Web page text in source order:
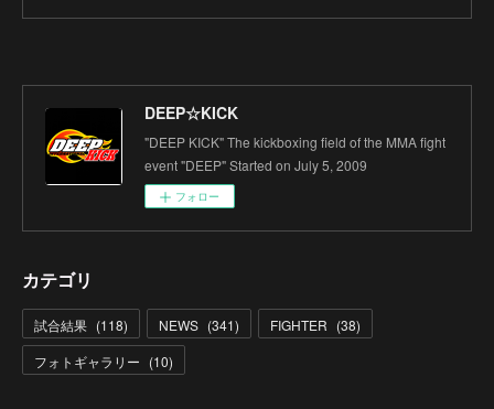
DEEP☆KICK
"DEEP KICK" The kickboxing field of the MMA fight
event "DEEP" Started on July 5, 2009
フォロー
カテゴリ
試合結果 (118) NEWS (341) FIGHTER (38)
フォトギャラリー (10)